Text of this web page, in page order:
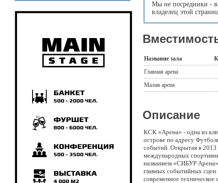
Мы не посредники -
владелец этой
Название зала
Главная арена
Малая арена
Описание
КСК «Арена» - одна из
острове по адресу
событий. Открытая в
международных
названием «СИБУР
главных событийных сцен
современное